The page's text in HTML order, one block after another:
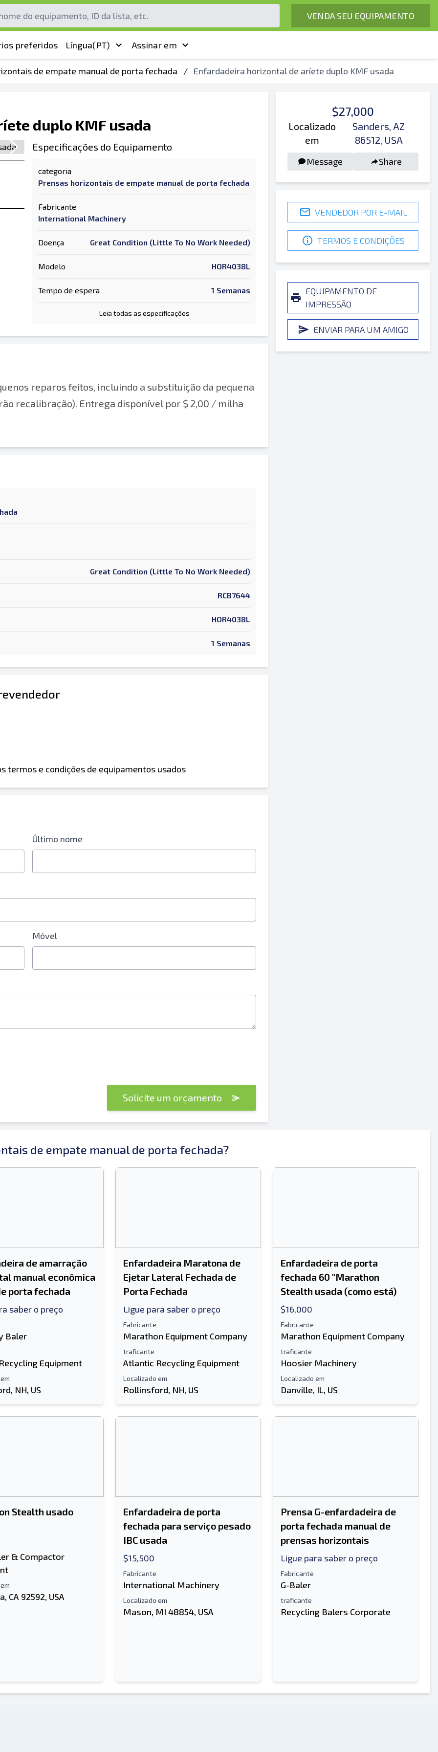
VENDA SEU EQUIPAMENTO
preferidos Língua(PT) Assinar em
de empate manual de porta fechada / Enfardadeira horizontal de aríete duplo KMF usada
duplo KMF usada
Especificações do Equipamento
categoria
Prensas horizontais de empate manual de porta fechada
Fabricante
International Machinery
Doença Great Condition (Little To No Work Needed)
Modelo HOR4038L
Tempo de espera 1 Semanas
Leia todas as especificações
reparos feitos, incluindo a substituição da pequena
recalibração). Entrega disponível por $ 2,00 / milha
Great Condition (Little To No Work Needed)
RCB7644
HOR4038L
1 Semanas
termos e condições de equipamentos usados
Último nome
Móvel
Solicite um orçamento
$27,000
Localizado
em
Sanders, AZ
86512, USA
Message Share
VENDEDOR POR E-MAIL
TERMOS E CONDIÇÕES
EQUIPAMENTO DE
IMPRESSÃO
ENVIAR PARA UM AMIGO
de empate manual de porta fechada?
de amarração
manual econômica
porta fechada
saber o preço
Baler
Equipment
NH, US
Enfardadeira Maratona de
Ejetar Lateral Fechada de
Porta Fechada
Ligue para saber o preço
Fabricante
Marathon Equipment Company
traficante
Atlantic Recycling Equipment
Localizado em
Rollinsford, NH, US
Enfardadeira de porta
fechada 60 "Marathon
Stealth usada (como está)
$16,000
Fabricante
Marathon Equipment Company
traficante
Hoosier Machinery
Localizado em
Danville, IL, US
Stealth usado
& Compactor
CA 92592, USA
Enfardadeira de porta
fechada para serviço pesado
IBC usada
$15,500
Fabricante
International Machinery
Localizado em
Mason, MI 48854, USA
Prensa G-enfardadeira de
porta fechada manual de
prensas horizontais
Ligue para saber o preço
Fabricante
G-Baler
traficante
Recycling Balers Corporate
celular é obrigatório
Enviar